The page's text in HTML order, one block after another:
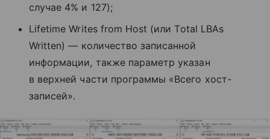
случае 4% и 127);
Lifetime Writes from Host (или Total LBAs
Written) — количество записанной
информации, также параметр указан
в верхней части программы «Всего хост-
записей».